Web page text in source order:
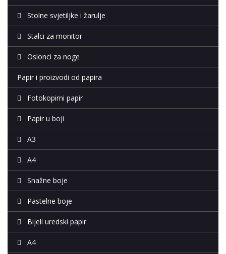
Stolne svjetiljke i žarulje
Stalci za monitor
Oslonci za noge
Papir i proizvodi od papira
Fotokopirni papir
Papir u boji
A3
A4
Snažne boje
Pastelne boje
Bijeli uredski papir
A4